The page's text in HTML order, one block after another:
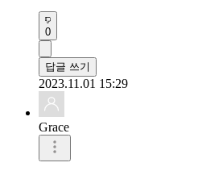
0
답글 쓰기
2023.11.01 15:29
Grace